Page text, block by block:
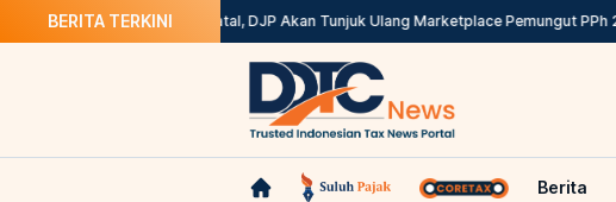
BERITA TERKINI
Ini Solusinya Kepdirjen Batal, DJP Akan Tunjuk Ulang Marketplace Pemungut PPh 22
Berita